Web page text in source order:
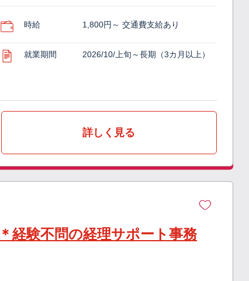
時給 1,800円～ 交通費支給あり
就業期間 2026/10/上旬～長期（3カ月以上）
詳しく見る
経験不問の経理サポート事務